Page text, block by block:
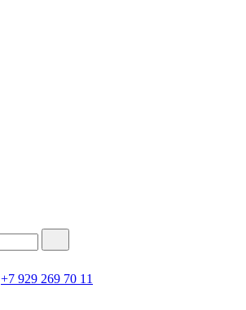
+7 929 269 70 11